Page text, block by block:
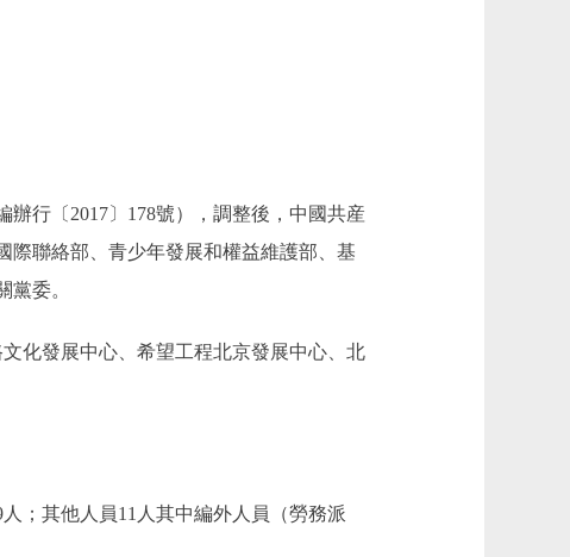
行〔2017〕178號），調整後，中國共産
際聯絡部、青少年發展和權益維護部、基
委。
化發展中心、希望工程北京發展中心、北
；其他人員11人其中編外人員（勞務派